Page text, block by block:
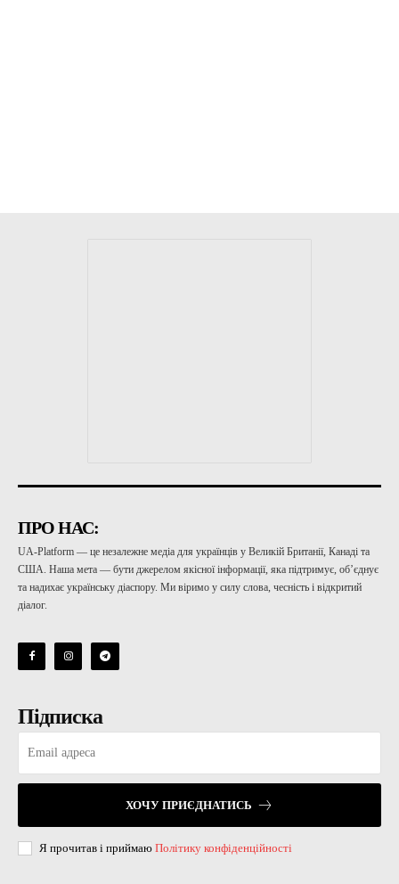
ПРО НАС:
UA-Platform — це незалежне медіа для українців у Великій Британії, Канаді та
США. Наша мета — бути джерелом якісної інформації, яка підтримує, об’єднує
та надихає українську діаспору. Ми віримо у силу слова, чесність і відкритий
діалог.
Підписка
ХОЧУ ПРИЄДНАТИСЬ
Я прочитав і приймаю Політику конфіденційності